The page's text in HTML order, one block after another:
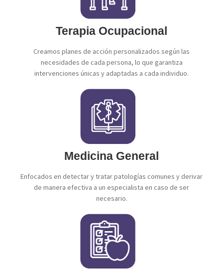
Terapia Ocupacional
Creamos planes de acción personalizados según las
necesidades de cada persona, lo que garantiza
intervenciones únicas y adaptadas a cada individuo.
Medicina General
Enfocados en detectar y tratar patologías comunes y derivar
de manera efectiva a un especialista en caso de ser
necesario.